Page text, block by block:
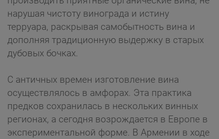
нарушая чистоту винограда и истину
терруара, раскрывая самобытность вина и
дополняя традиционную выдержку в старых
дубовых бочках.
С античных времен изготовление вина
осуществлялось в амфорах. Эта практика
предков сохранилась в нескольких винных
регионах, а сегодня возрождается в Европе в
экспериментальной форме. В Армении в ходе